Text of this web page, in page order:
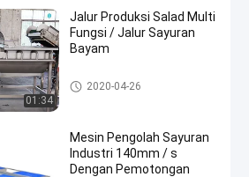
01:34
Jalur Produksi Salad Multi
Fungsi / Jalur Sayuran
Bayam
Jalur Produksi Salad
2020-04-26
Mesin Pengolah Sayuran
Industri 140mm / s
Dengan Pemotongan